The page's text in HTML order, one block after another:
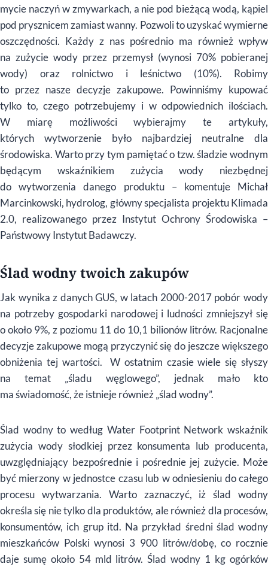
mycie naczyń w zmywarkach, a nie pod bieżącą wodą, kąpiel
pod prysznicem zamiast wanny. Pozwoli to uzyskać wymierne
oszczędności. Każdy z nas pośrednio ma również wpływ
na zużycie wody przez przemysł (wynosi 70% pobieranej
wody) oraz rolnictwo i leśnictwo (10%). Robimy
to przez nasze decyzje zakupowe. Powinniśmy kupować
tylko to, czego potrzebujemy i w odpowiednich ilościach.
W miarę możliwości wybierajmy te artykuły,
których wytworzenie było najbardziej neutralne dla
środowiska. Warto przy tym pamiętać o tzw. śladzie wodnym
będącym wskaźnikiem zużycia wody niezbędnej
do wytworzenia danego produktu – komentuje Michał
Marcinkowski, hydrolog, główny specjalista projektu Klimada
2.0, realizowanego przez Instytut Ochrony Środowiska –
Państwowy Instytut Badawczy.
Ślad wodny twoich zakupów
Jak wynika z danych GUS, w latach 2000-2017 pobór wody
na potrzeby gospodarki narodowej i ludności zmniejszył się
o około 9%, z poziomu 11 do 10,1 bilionów litrów. Racjonalne
decyzje zakupowe mogą przyczynić się do jeszcze większego
obniżenia tej wartości. W ostatnim czasie wiele się słyszy
na temat „śladu węglowego”, jednak mało kto
ma świadomość, że istnieje również „ślad wodny”.
Ślad wodny to według Water Footprint Network wskaźnik
zużycia wody słodkiej przez konsumenta lub producenta,
uwzględniający bezpośrednie i pośrednie jej zużycie. Może
być mierzony w jednostce czasu lub w odniesieniu do całego
procesu wytwarzania. Warto zaznaczyć, iż ślad wodny
określa się nie tylko dla produktów, ale również dla procesów,
konsumentów, ich grup itd. Na przykład średni ślad wodny
mieszkańców Polski wynosi 3 900 litrów/dobę, co rocznie
daje sumę około 54 mld litrów. Ślad wodny 1 kg ogórków